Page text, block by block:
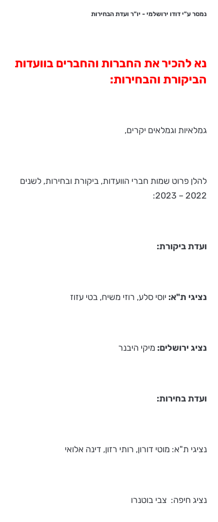
נמסר ע"י דודו ירושלמי - יו"ר ועדת הבחירות
נא להכיר את החברות והחברים בוועדות
הביקורת והבחירות:
גמלאיות וגמלאים יקרים,
להלן פרוט שמות חברי הוועדות, ביקורת ובחירות, לשנים
2022 – 2023:
ועדת ביקורת:
נציגי ת"א: יוסי סלע, רוזי משיח, בטי עזוז
נציג ירושלים: מיקי היבנר
ועדת בחירות:
נציגי ת"א: מוטי דורון, רותי רזון, דינה אלואי
נציג חיפה: צבי בוטנרו